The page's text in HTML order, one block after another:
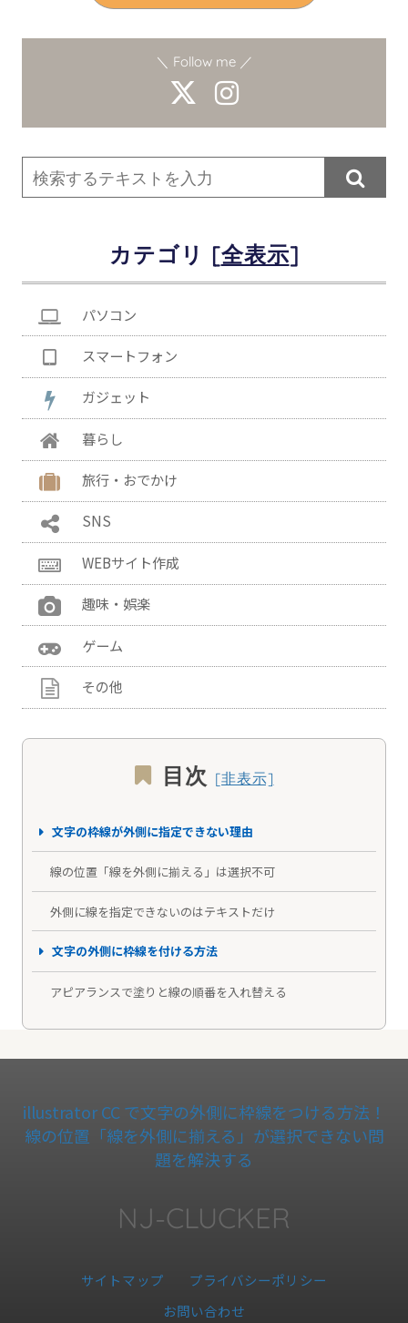
＼ Follow me ／

カテゴリ [ ]
パソコン
スマートフォン
ガジェット
暮らし
旅行・おでかけ
SNS
WEBサイト作成
趣味・娯楽
ゲーム
その他
目次
文字の枠線が外側に指定できない理由
線の位置「線を外側に揃える」は選択不可
外側に線を指定できないのはテキストだけ
文字の外側に枠線を付ける方法
アピアランスで塗りと線の順番を入れ替える
illustrator CC で文字の外側に枠線をつける方法！
線の位置「線を外側に揃える」が選択できない問
題を解決する
NJ-CLUCKER
サイトマップ
プライバシーポリシー
お問い合わせ